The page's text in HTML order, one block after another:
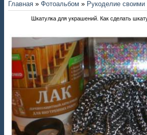
Главная » Фотоальбом » Рукоделие своими
Шкатулка для украшений. Как сделать